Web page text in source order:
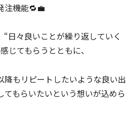
注機能🔁💼
“日々良いことが繰り返していく
じてもらうとともに、
降もリピートしたいような良い出
もらいたいという想いが込めら